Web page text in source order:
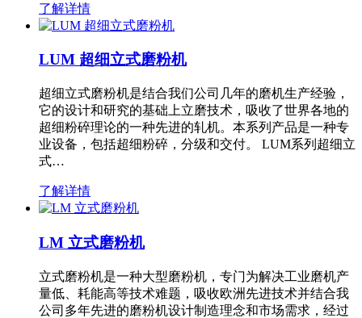
了解详情
LUM 超细立式磨粉机
超细立式磨粉机是结合我们公司几年的磨机生产经验，
它的设计和研究的基础上立磨技术，吸收了世界各地的
超细粉碎理论的一种先进的轧机。本系列产品是一种专
业设备，包括超细粉碎，分级和交付。 LUM系列超细立
式…
了解详情
LM 立式磨粉机
立式磨粉机是一种大型磨粉机，专门为解决工业磨机产
量低、耗能高等技术难题，吸收欧洲先进技术并结合我
公司多年先进的磨粉机设计制造理念和市场需求，经过